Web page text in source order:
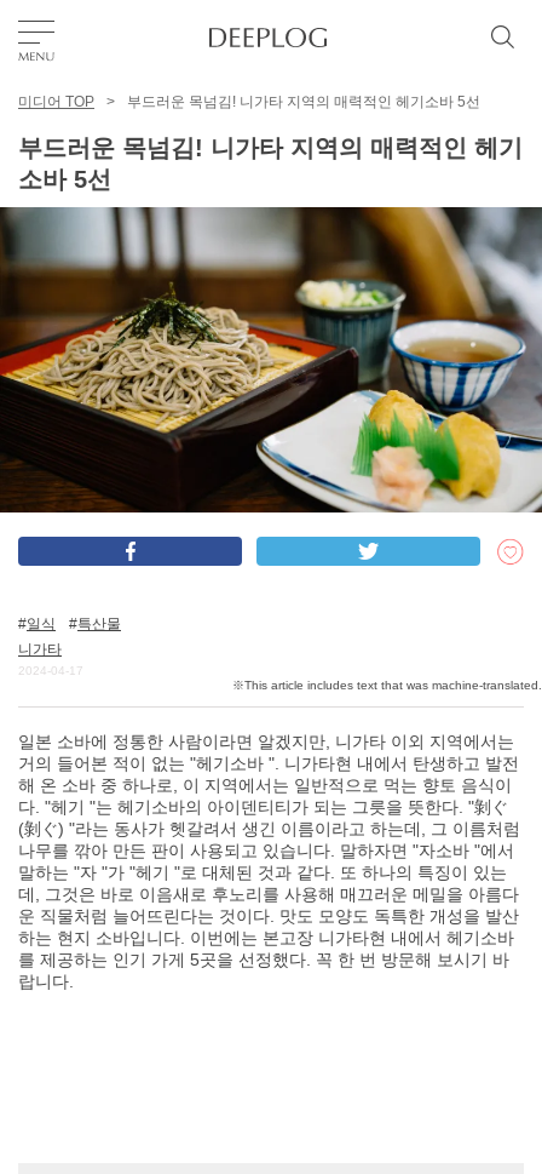
TOP
에리어
카테고리
DEEPLOG란
개인 정보보호
문의
회사개요
여행작가 모집
미디어 TOP 부드러운 목넘김! 니가타 지역의 매력적인 헤기소바 5선
부드러운 목넘김! 니가타 지역의 매력적인 헤기
소바 5선
일식
특산물
니가타
2024-04-17
일본 소바에 정통한 사람이라면 알겠지만, 니가타 이외 지역에서는
거의 들어본 적이 없는 "헤기소바 ". 니가타현 내에서 탄생하고 발전
해 온 소바 중 하나로, 이 지역에서는 일반적으로 먹는 향토 음식이
다. "헤기 "는 헤기소바의 아이덴티티가 되는 그릇을 뜻한다. "剝ぐ
(剝ぐ) "라는 동사가 헷갈려서 생긴 이름이라고 하는데, 그 이름처럼
나무를 깎아 만든 판이 사용되고 있습니다. 말하자면 "자소바 "에서
말하는 "자 "가 "헤기 "로 대체된 것과 같다. 또 하나의 특징이 있는
데, 그것은 바로 이음새로 후노리를 사용해 매끄러운 메밀을 아름다
운 직물처럼 늘어뜨린다는 것이다. 맛도 모양도 독특한 개성을 발산
하는 현지 소바입니다. 이번에는 본고장 니가타현 내에서 헤기소바
를 제공하는 인기 가게 5곳을 선정했다. 꼭 한 번 방문해 보시기 바
랍니다.